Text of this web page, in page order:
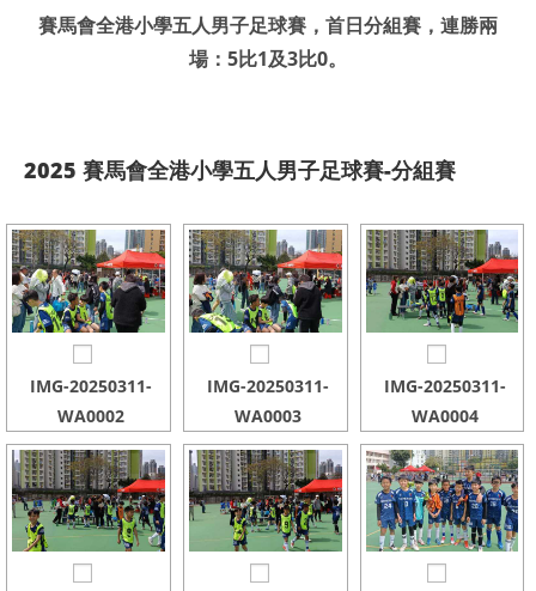
賽馬會全港小學五人男子足球賽，首日分組賽，連勝兩
場：5比1及3比0。
2025 賽馬會全港小學五人男子足球賽-分組賽
IMG-20250311-
WA0002
IMG-20250311-
WA0003
IMG-20250311-
WA0004